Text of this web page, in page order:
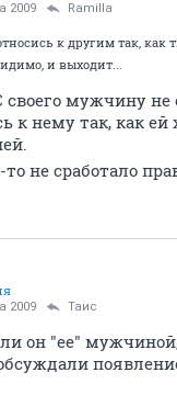
2009 Ramilla
к другим так, как
и выходит...
своего мужчину не
к нему так, как ей
не сработало
2009 Таис
он "ее"